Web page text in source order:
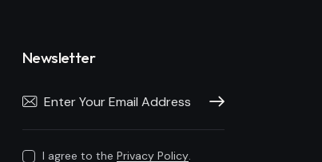
Newsletter
Subscribe
I agree to thePrivacy Policy.